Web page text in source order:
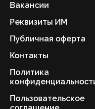
Вакансии
Реквизиты ИМ
Публичная оферта
Контакты
Политика
Пользовательское